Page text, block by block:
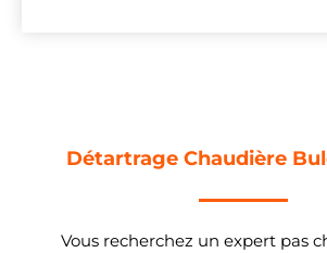
Détartrage Chaudière
Vous recherchez un expert pas